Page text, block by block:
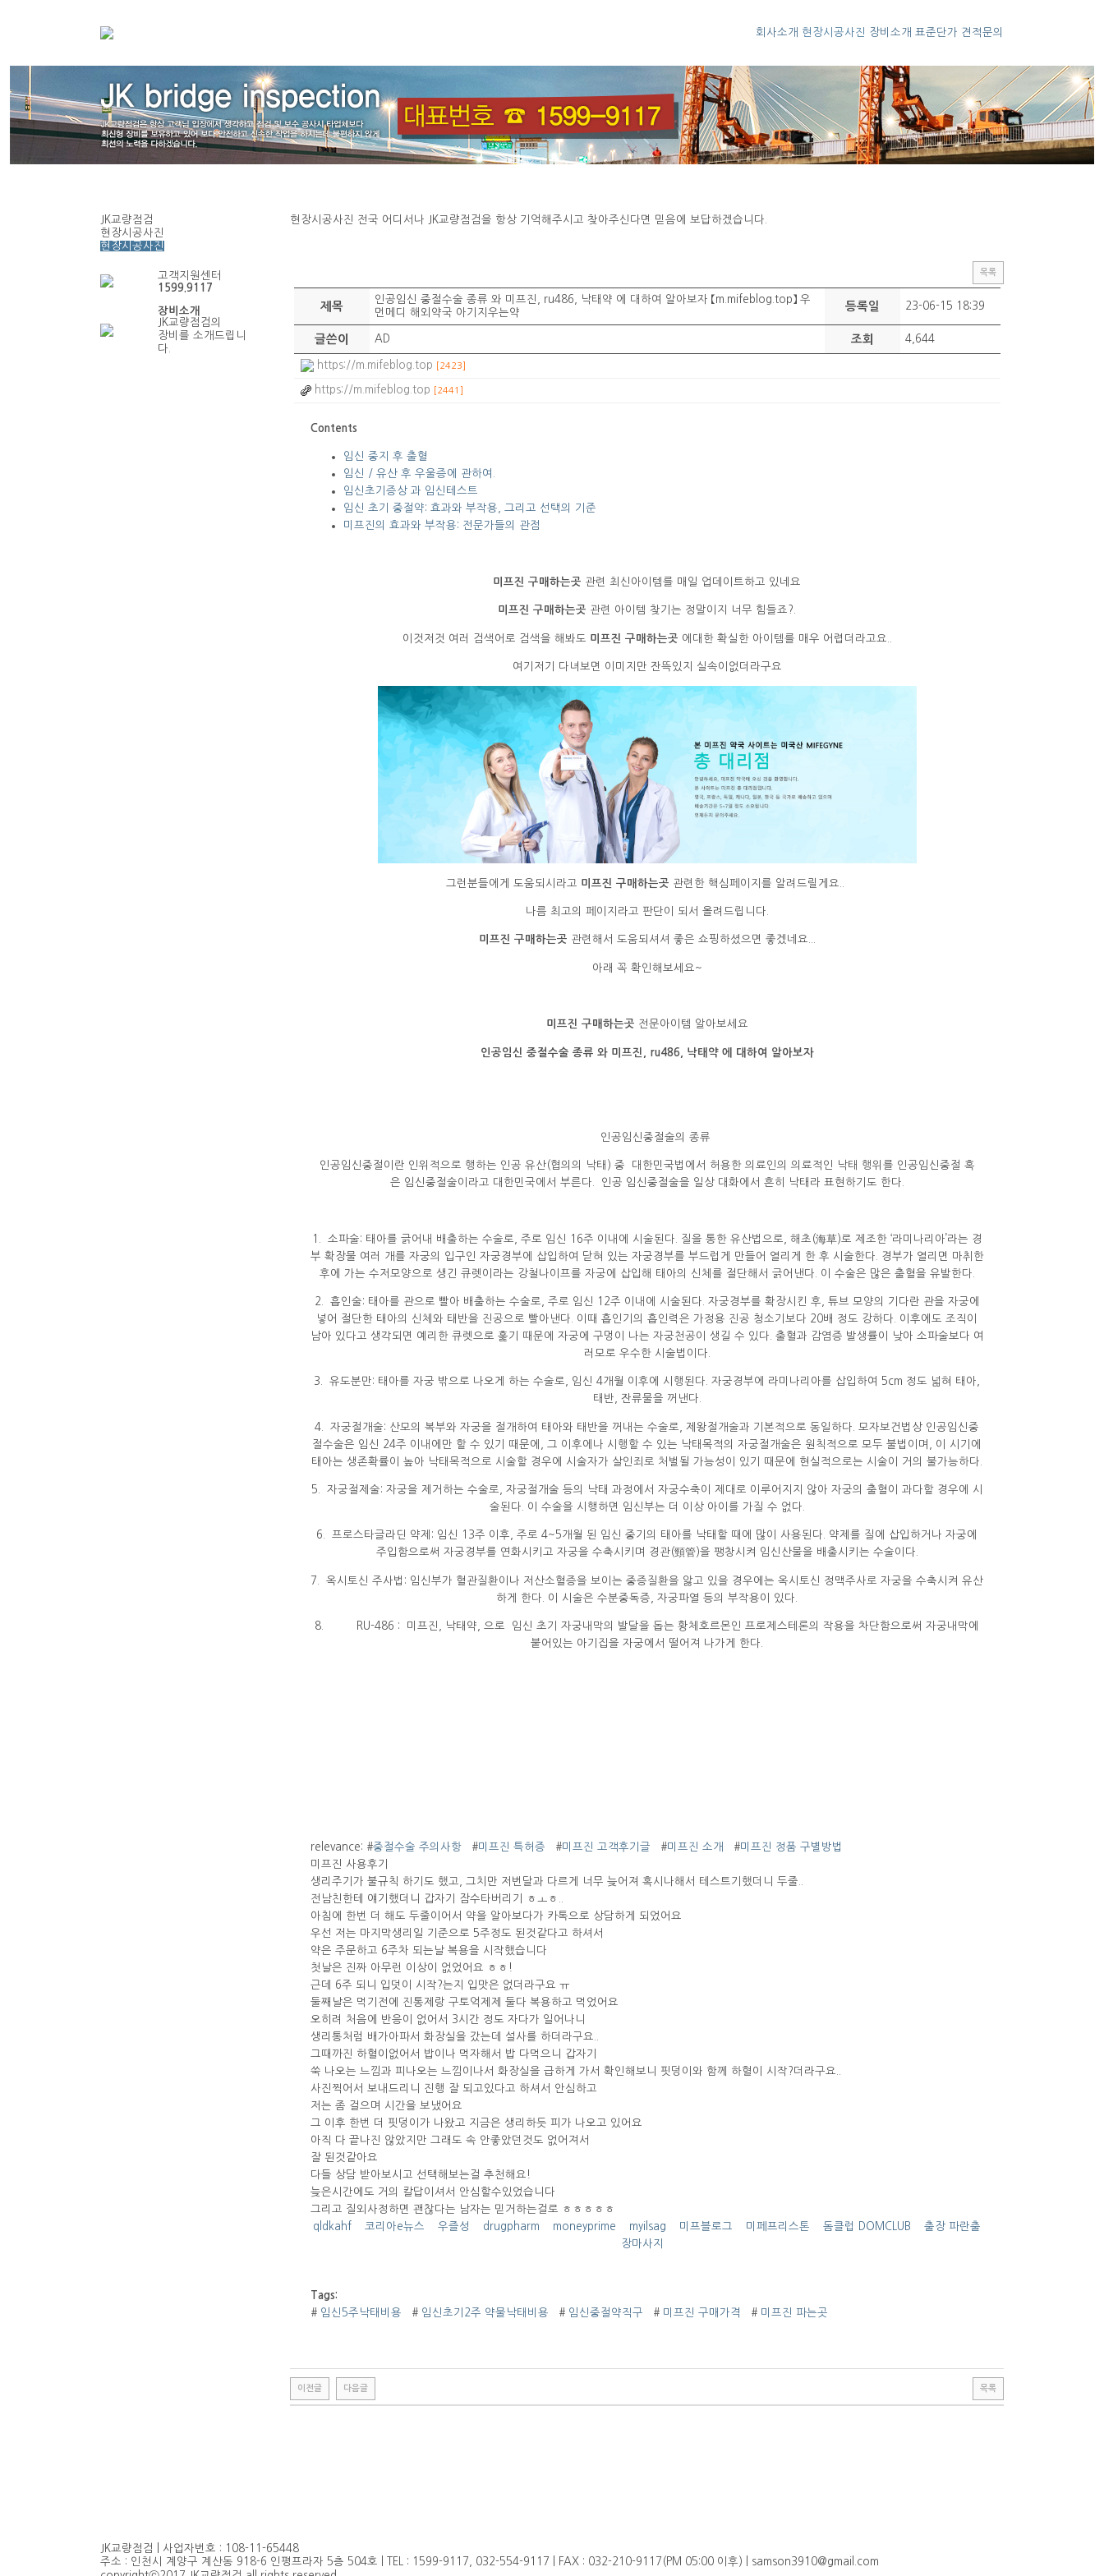
회사소개 현장시공사진 장비소개 표준단가 견적문의
JK교량점검
현장시공사진
현장시공사진
고객지원센터
1599.9117
장비소개
JK교량점검의
장비를 소개드립니
다.
현장시공사진 전국 어디서나 JK교량점검을 항상 기억해주시고 찾아주신다면 믿음에 보답하겠습니다.
목록
제목
인공임신 중절수술 종류 와 미프진, ru486, 낙태약 에 대하여 알아보자 【m.mifeblog.top】 우
먼메디 해외약국 아기지우는약
등록일 23-06-15 18:39
글쓴이 AD 조회 4,644
https://m.mifeblog.top [2423]
https://m.mifeblog.top [2441]
Contents
임신 중지 후 출혈
임신 / 유산 후 우울증에 관하여.
임신초기증상 과 임신테스트
임신 초기 중절약: 효과와 부작용, 그리고 선택의 기준
미프진의 효과와 부작용: 전문가들의 관점
미프진 구매하는곳 관련 최신아이템를 매일 업데이트하고 있네요
미프진 구매하는곳 관련 아이템 찾기는 정말이지 너무 힘들죠?.
이것저것 여러 검색어로 검색을 해봐도 미프진 구매하는곳 에대한 확실한 아이템를 매우 어렵더라고요..
여기저기 다녀보면 이미지만 잔뜩있지 실속이없더라구요
그런분들에게 도움되시라고 미프진 구매하는곳 관련한 핵심페이지를 알려드릴게요..
나름 최고의 페이지라고 판단이 되서 올려드립니다.
미프진 구매하는곳 관련해서 도움되셔셔 좋은 쇼핑하셨으면 좋겠네요...
아래 꼭 확인해보세요~
미프진 구매하는곳 전문아이템 알아보세요
인공임신 중절수술 종류 와 미프진, ru486, 낙태약 에 대하여 알아보자
인공임신중절술의 종류
인공임신중절이란 인위적으로 행하는 인공 유산(협의의 낙태) 중 대한민국법에서 허용한 의료인의 의료적인 낙태 행위를 인공임신중절 혹
은 임신중절술이라고 대한민국에서 부른다. 인공 임신중절술을 일상 대화에서 흔히 낙태라 표현하기도 한다.
1. 소파술: 태아를 긁어내 배출하는 수술로, 주로 임신 16주 이내에 시술된다. 질을 통한 유산법으로, 해초(海草)로 제조한 ‘라미나리아’라는 경
부 확장물 여러 개를 자궁의 입구인 자궁경부에 삽입하여 닫혀 있는 자궁경부를 부드럽게 만들어 열리게 한 후 시술한다. 경부가 열리면 마취한
후에 가는 수저모양으로 생긴 큐렛이라는 강철나이프를 자궁에 삽입해 태아의 신체를 절단해서 긁어낸다. 이 수술은 많은 출혈을 유발한다.
2. 흡인술: 태아를 관으로 빨아 배출하는 수술로, 주로 임신 12주 이내에 시술된다. 자궁경부를 확장시킨 후, 튜브 모양의 기다란 관을 자궁에
넣어 절단한 태아의 신체와 태반을 진공으로 빨아낸다. 이때 흡인기의 흡인력은 가정용 진공 청소기보다 20배 정도 강하다. 이후에도 조직이
남아 있다고 생각되면 예리한 큐렛으로 훑기 때문에 자궁에 구멍이 나는 자궁천공이 생길 수 있다. 출혈과 감염증 발생률이 낮아 소파술보다 여
러모로 우수한 시술법이다.
3. 유도분만: 태아를 자궁 밖으로 나오게 하는 수술로, 임신 4개월 이후에 시행된다. 자궁경부에 라미나리아를 삽입하여 5cm 정도 넓혀 태아,
태반, 잔류물을 꺼낸다.
4. 자궁절개술: 산모의 복부와 자궁을 절개하여 태아와 태반을 꺼내는 수술로, 제왕절개술과 기본적으로 동일하다. 모자보건법상 인공임신중
절수술은 임신 24주 이내에만 할 수 있기 때문에, 그 이후에나 시행할 수 있는 낙태목적의 자궁절개술은 원칙적으로 모두 불법이며, 이 시기에
태아는 생존확률이 높아 낙태목적으로 시술할 경우에 시술자가 살인죄로 처벌될 가능성이 있기 때문에 현실적으로는 시술이 거의 불가능하다.
5. 자궁절제술: 자궁을 제거하는 수술로, 자궁절개술 등의 낙태 과정에서 자궁수축이 제대로 이루어지지 않아 자궁의 출혈이 과다할 경우에 시
술된다. 이 수술을 시행하면 임신부는 더 이상 아이를 가질 수 없다.
6. 프로스타글라딘 약제: 임신 13주 이후, 주로 4~5개월 된 임신 중기의 태아를 낙태할 때에 많이 사용된다. 약제를 질에 삽입하거나 자궁에
주입함으로써 자궁경부를 연화시키고 자궁을 수축시키며 경관(頸管)을 팽창시켜 임신산물을 배출시키는 수술이다.
7. 옥시토신 주사법: 임신부가 혈관질환이나 저산소혈증을 보이는 중증질환을 앓고 있을 경우에는 옥시토신 정맥주사로 자궁을 수축시켜 유산
하게 한다. 이 시술은 수분중독증, 자궁파열 등의 부작용이 있다.
8. RU-486 : 미프진, 낙태약, 으로 임신 초기 자궁내막의 발달을 돕는 황체호르몬인 프로제스테론의 작용을 차단함으로써 자궁내막에
붙어있는 아기집을 자궁에서 떨어져 나가게 한다.
relevance: #중절수술 주의사항#미프진 특허증 #미프진 고객후기글 #미프진 소개 #미프진 정품 구별방법
미프진 사용후기
생리주기가 불규칙 하기도 했고, 그치만 저번달과 다르게 너무 늦어져 혹시나해서 테스트기했더니 두줄..
전남친한테 얘기했더니 갑자기 잠수타버리기 ㅎㅗㅎ..
아침에 한번 더 해도 두줄이어서 약을 알아보다가 카톡으로 상담하게 되었어요
우선 저는 마지막생리일 기준으로 5주정도 된것같다고 하셔서
약은 주문하고 6주차 되는날 복용을 시작했습니다
첫날은 진짜 아무런 이상이 없었어요 ㅎㅎ!
근데 6주 되니 입덧이 시작?는지 입맛은 없더라구요 ㅠ
둘째날은 먹기전에 진통제랑 구토억제제 둘다 복용하고 먹었어요
오히려 처음에 반응이 없어서 3시간 정도 자다가 일어나니
생리통처럼 배가아파서 화장실을 갔는데 설사를 하더라구요..
그때까진 하혈이없어서 밥이나 먹자해서 밥 다먹으니 갑자기
쑥 나오는 느낌과 피나오는 느낌이나서 화장실을 급하게 가서 확인해보니 핏덩이와 함께 하혈이 시작?더라구요..
사진찍어서 보내드리니 진행 잘 되고있다고 하셔서 안심하고
저는 좀 걸으며 시간을 보냈어요
그 이후 한번 더 핏덩이가 나왔고 지금은 생리하듯 피가 나오고 있어요
아직 다 끝나진 않았지만 그래도 속 안좋았던것도 없어져서
잘 된것같아요
다들 상담 받아보시고 선택해보는걸 추천해요!
늦은시간에도 거의 칼답이셔서 안심할수있었습니다
그리고 질외사정하면 괜찮다는 남자는 믿거하는걸로 ㅎㅎㅎㅎㅎ
qldkahf
코리아e뉴스 우즐성 drugpharm moneyprime myilsag 미프블로그 미페프리스톤 돔클럽 DOMCLUB
출장 파란출
장마사지
Tags:
#임신5주낙태비용 #임신초기2주 약물낙태비용 #임신중절약직구 #미­프진 구매가격 #미­프진 파는곳
이전글 다음글 목록
JK교량점검 | 사업자번호 : 108-11-65448
주소 : 인천시 계양구 계산동 918-6 인평프라자 5층 504호 | TEL : 1599-9117, 032-554-9117 | FAX : 032-210-9117(PM 05:00 이후) | samson3910@gmail.com